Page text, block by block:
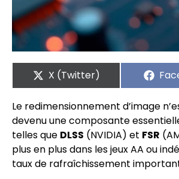
X (Twitter)
Le redimensionnement d’image
devenu une composante
telles que DLSS (NVIDIA) et FSR
plus en plus dans les jeux AA ou
taux de rafraîchissement